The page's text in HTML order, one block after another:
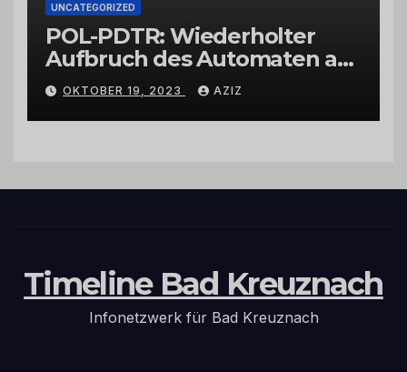
UNCATEGORIZED
POL-PDTR: Wiederholter
Aufbruch des Automaten am
Wohnmobilstellplatz in
Hermeskeil am Labachweg
OKTOBER 19, 2023 AZIZ
Timeline Bad Kreuznach
Infonetzwerk für Bad Kreuznach